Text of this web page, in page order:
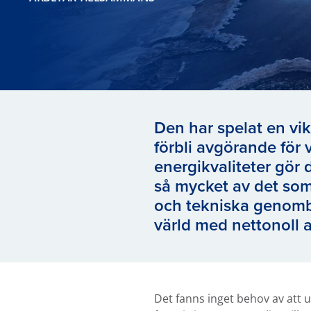
Den har spelat en
förbli avgörande för
energikvaliteter gör
så mycket av det
och tekniska
värld med nettonoll
Det fanns inget behov av att